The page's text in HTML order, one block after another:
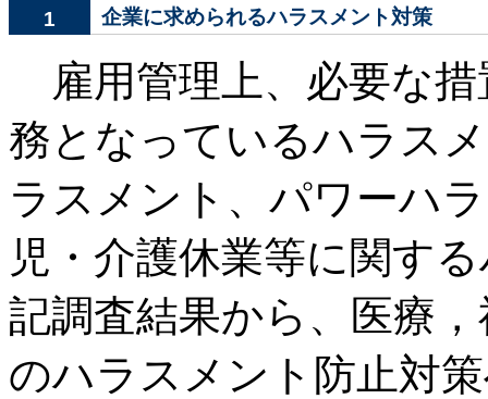
1 企業に求められるハラスメント対策
雇用管理上、必要な
務となっているハラス
ラスメント、パワーハ
児・介護休業等に関す
記調査結果から、医療
のハラスメント防止対